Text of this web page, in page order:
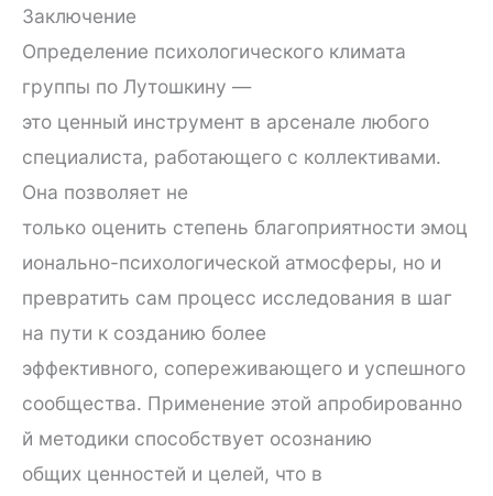
Заключение
Определение психологического климата
группы по Лутошкину —
это ценный инструмент в арсенале любого
специалиста, работающего с коллективами.
Она позволяет не
только оценить степень благоприятности эмоц
ионально-психологической атмосферы, но и
превратить сам процесс исследования в шаг
на пути к созданию более
эффективного, сопереживающего и успешного
сообщества. Применение этой апробированно
й методики способствует осознанию
общих ценностей и целей, что в